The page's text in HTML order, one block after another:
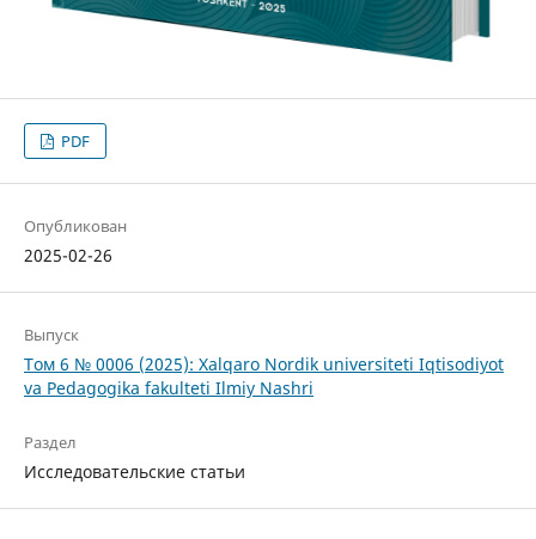
PDF
Опубликован
2025-02-26
Выпуск
Том 6 № 0006 (2025): Xalqaro Nordik universiteti Iqtisodiyot
va Pedagogika fakulteti Ilmiy Nashri
Раздел
Исследовательские статьи